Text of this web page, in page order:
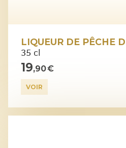
LIQUEUR DE PÊCHE
35 cl
19,90 €
VOIR